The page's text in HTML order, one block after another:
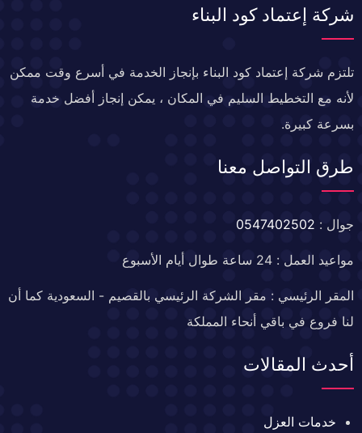
شركة إعتماد كود البناء
تلتزم شركة إعتماد كود البناء بإنجاز الخدمة في أسرع وقت ممكن
لأنه مع التخطيط السليم في المكان ، يمكن إنجاز أفضل خدمة
بسرعة كبيرة.
طرق التواصل معنا
جوال : 0547402502
مواعيد العمل : 24 ساعة طوال أيام الأسبوع
المقر الرئيسي : مقر الشركة الرئيسي بالقصيم - السعودية كما أن
لنا فروع في باقي أنحاء المملكة
أحدث المقالات
خدمات العزل